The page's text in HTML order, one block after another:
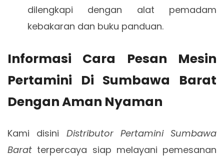
dilengkapi dengan alat pemadam
kebakaran dan buku panduan.
Informasi Cara Pesan Mesin
Pertamini Di Sumbawa Barat
Dengan Aman Nyaman
Kami disini Distributor Pertamini Sumbawa
Barat terpercaya siap melayani pemesanan